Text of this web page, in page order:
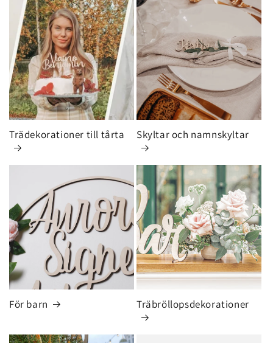
Trädekorationer till tårta Skyltar och namnskyltar
För barn Träbröllopsdekorationer